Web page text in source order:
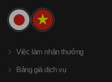
Việc làm nhận thưởng
Bảng giá dịch vụ